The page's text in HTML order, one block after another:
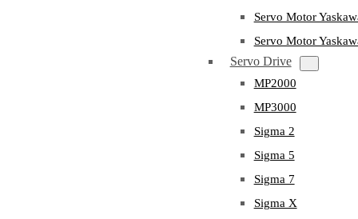
Servo Motor
Servo Motor
Servo Drive
MP2000
MP3000
Sigma 2
Sigma 5
Sigma 7
Sigma X